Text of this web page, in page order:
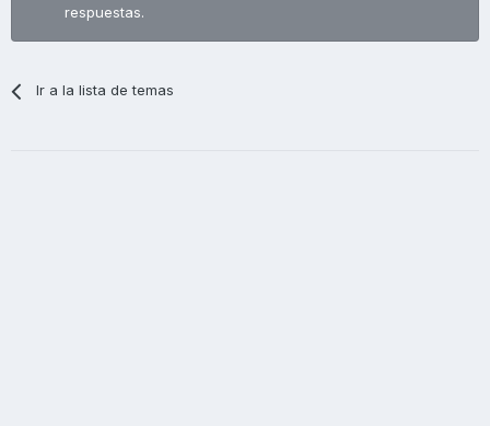
respuestas.
Ir a la lista de temas